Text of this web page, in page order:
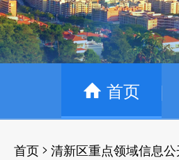
首页
首页 > 清新区重点领域信息